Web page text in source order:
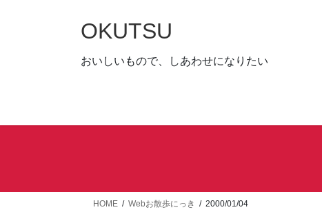
キ
に
OKUTSU
おいしいもので、しあわせになりたい
HOME Webお散歩にっき 2000/01/04